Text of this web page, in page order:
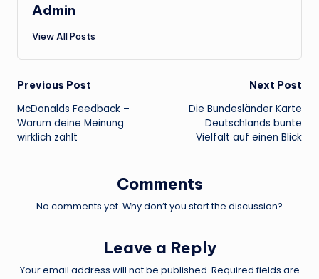
Admin
View All Posts
Post
navigation
Previous Post
McDonalds Feedback –
Warum deine Meinung
wirklich zählt
Next Post
Die Bundesländer Karte
Deutschlands bunte
Vielfalt auf einen Blick
Comments
No comments yet. Why don’t you start the discussion?
Leave a Reply
Your email address will not be published. Required fields are